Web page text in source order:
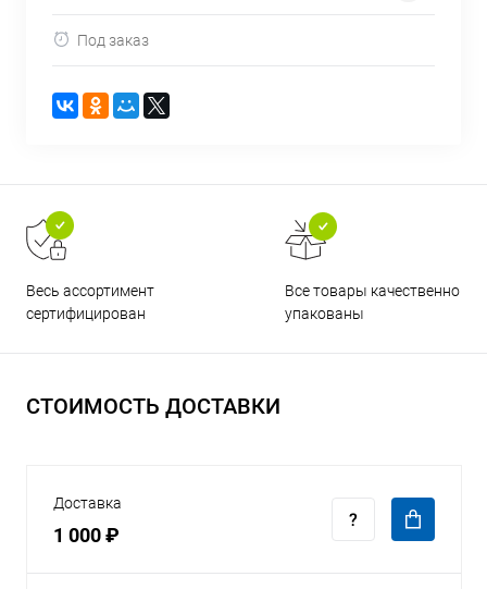
Под заказ
Весь ассортимент
сертифицирован
Все товары качественно
упакованы
СТОИМОСТЬ ДОСТАВКИ
Доставка
1 000 ₽